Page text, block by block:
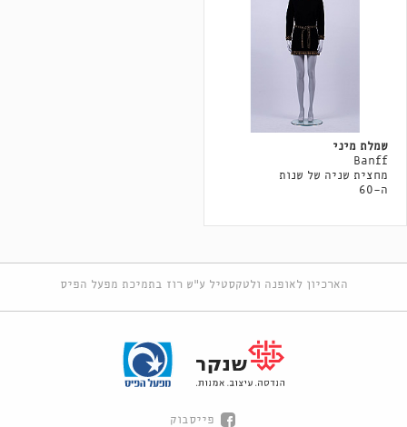
שמלת מיני
Banff
מחצית שניה של שנות
ה-60
הארכיון לאופנה ולטקסטיל ע"ש רוז בתמיכת מפעל הפיס
פייסבוק